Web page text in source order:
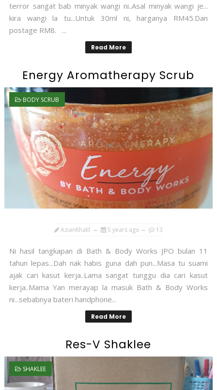
terror sangat bab minyak wangi ni..Asal minyak wangi je...
kira wangi la tu...Untuk 30ml ni, harganya RM45.Dan
postage RM8. ...
Read More
Energy Aromatherapy Scrub
BODY SCRUB
AzianKhalil 5 years ago 13
Ni hasil tangkapan di Bath & Body Works JPO bulan 11
tahun lepas...Dah nak habis guna dah pun...Masa tu suami
ajak cari kasut kerja..Lama sangat tunggu dia cari kasut
kerja..Mama Yan merayap la masuk Bath & Body Works
ni...sebabnya bateri handphone...
Read More
Res-V Shaklee
SHAKLEE